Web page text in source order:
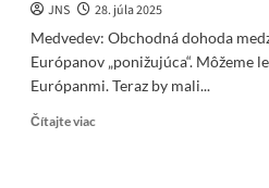
JNS
28. júla 2025
Medvedev: Obchodná dohoda
Európanov „ponižujúca“. Môžeme
Európanmi. Teraz by mali...
Čítajte viacRead